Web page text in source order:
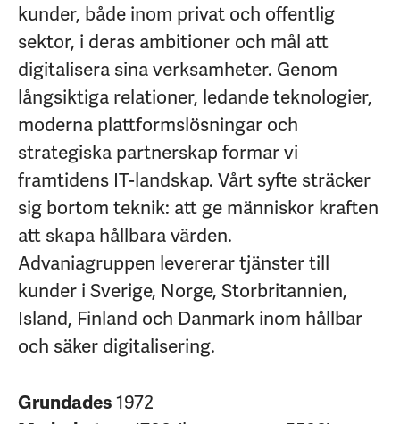
kunder, både inom privat och offentlig
sektor, i deras ambitioner och mål att
digitalisera sina verksamheter. Genom
långsiktiga relationer, ledande teknologier,
moderna plattformslösningar och
strategiska partnerskap formar vi
framtidens IT-landskap. Vårt syfte sträcker
sig bortom teknik: att ge människor kraften
att skapa hållbara värden.
Advaniagruppen levererar tjänster till
kunder i Sverige, Norge, Storbritannien,
Island, Finland och Danmark inom hållbar
och säker digitalisering.
Grundades1972